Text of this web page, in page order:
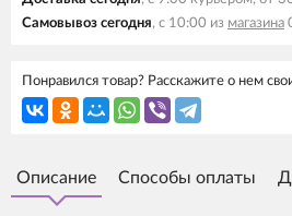
Самовывоз сегодня, с 10:00 из магазина
Понравился товар? Расскажите о нем
Описание Способы оплаты